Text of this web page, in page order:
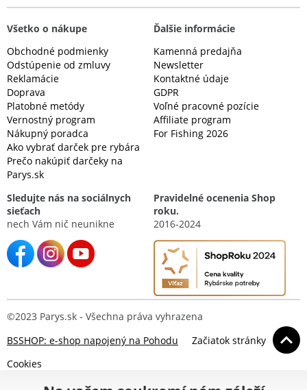
Všetko o nákupe
Obchodné podmienky
Odstúpenie od zmluvy
Reklamácie
Doprava
Platobné metódy
Vernostný program
Nákupný poradca
Ako vybrať darček pre rybára
Prečo nakúpiť darčeky na
Parys.sk
Ďalšie informácie
Kamenná predajňa
Newsletter
Kontaktné údaje
GDPR
Voľné pracovné pozície
Affiliate program
For Fishing 2026
Sledujte nás na sociálnych
sieťach
nech Vám nič neunikne
Pravidelné ocenenia Shop
roku.
2016-2024
©2023 Parys.sk - Všechna práva vyhrazena
BSSHOP: e-shop napojený na Pohodu
Začiatok stránky
Cookies